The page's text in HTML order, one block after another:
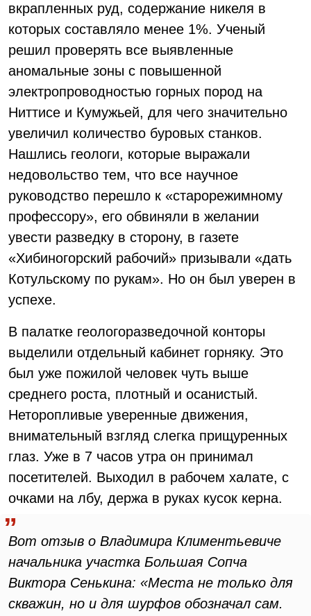
вкрапленных руд, содержание никеля в
которых составляло менее 1%. Ученый
решил проверять все выявленные
аномальные зоны с повышенной
электропроводностью горных пород на
Ниттисе и Кумужьей, для чего значительно
увеличил количество буровых станков.
Нашлись геологи, которые выражали
недовольство тем, что все научное
руководство перешло к «старорежимному
профессору», его обвиняли в желании
увести разведку в сторону, в газете
«Хибиногорский рабочий» призывали «дать
Котульскому по рукам». Но он был уверен в
успехе.
В палатке геологоразведочной конторы
выделили отдельный кабинет горняку. Это
был уже пожилой человек чуть выше
среднего роста, плотный и осанистый.
Неторопливые уверенные движения,
внимательный взгляд слегка прищуренных
глаз. Уже в 7 часов утра он принимал
посетителей. Выходил в рабочем халате, с
очками на лбу, держа в руках кусок керна.
Вот отзыв о Владимира Климентьевиче
начальника участка Большая Сопча
Виктора Сенькина: «Места не только для
скважин, но и для шурфов обозначал сам.